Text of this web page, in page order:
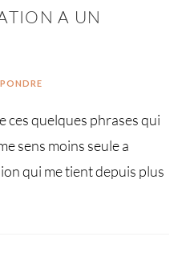
A UN
ces quelques phrases qui
sens moins seule a
qui me tient depuis plus